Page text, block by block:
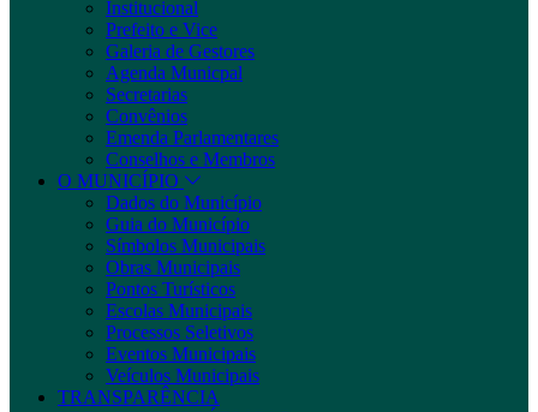
Institucional
Prefeito e Vice
Galeria de Gestores
Agenda Municpal
Secretarias
Convênios
Emenda Parlamentares
Conselhos e Membros
O MUNICÍPIO
Dados do Município
Guia do Município
Símbolos Municipais
Obras Municipais
Pontos Turísticos
Escolas Municipais
Processos Seletivos
Eventos Municipais
Veículos Municipais
TRANSPARÊNCIA